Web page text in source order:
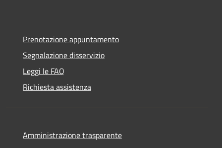
Prenotazione appuntamento
Segnalazione disservizio
Leggi le FAQ
Richiesta assistenza
Amministrazione trasparente